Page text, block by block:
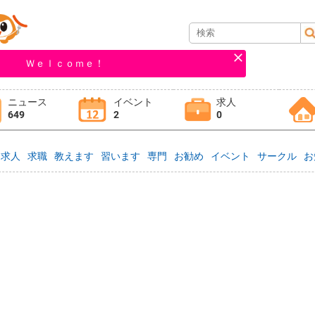
Ｗｅｌｃｏｍｅ！
ニュース
649
イベント
2
求人
0
求人 求職 教えます 習います 専門 お勧め イベント サークル